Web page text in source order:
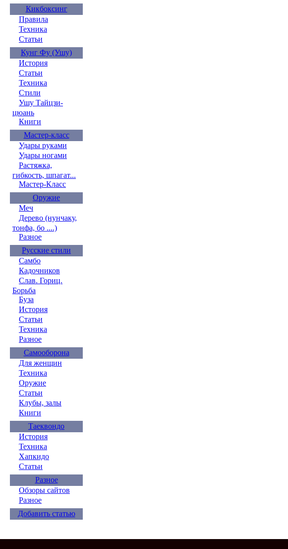
Кикбоксинг
Правила
Техника
Статьи
Кунг Фу (Ушу)
История
Статьи
Техника
Стили
Ушу Тайцзи-
цюань
Книги
Мастер-класс
Удары руками
Удары ногами
Растяжка,
гибкость, шпагат...
Мастер-Класс
Оружие
Меч
Дерево (нунчаку,
тонфа, бо ....)
Разное
Русские стили
Самбо
Кадочников
Слав. Гориц.
Борьба
Буза
История
Статьи
Техника
Разное
Самооборона
Для женщин
Техника
Оружие
Статьи
Клубы, залы
Книги
Таеквондо
История
Техника
Хапкидо
Статьи
Разное
Обзоры сайтов
Разное
Добавить статью